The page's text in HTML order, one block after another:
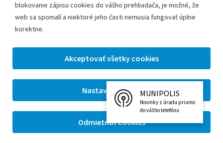
blokovanie zápisu cookies do vášho prehliadača, je možné, že
web sa spomalí a niektoré jeho časti nemusia fungovať úplne
korektne.
350 výročie mestečka -
dekoratívna grafika
350 výročie mestečka -
dekoratívna grafika
MUNIPOLIS
Novinky z úradu priamo
do vášho telefónu